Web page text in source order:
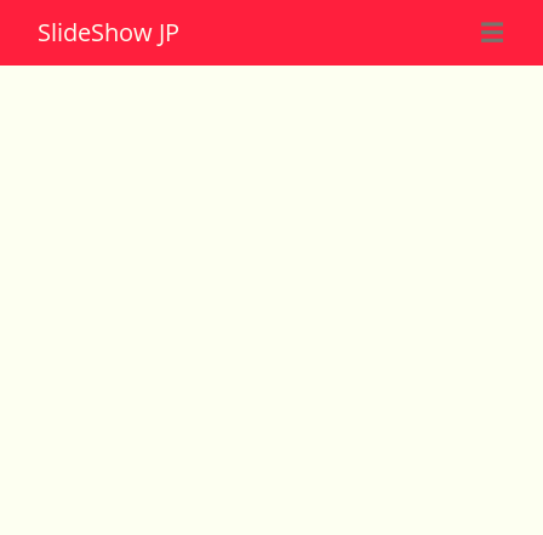
SlideShow JP ☰